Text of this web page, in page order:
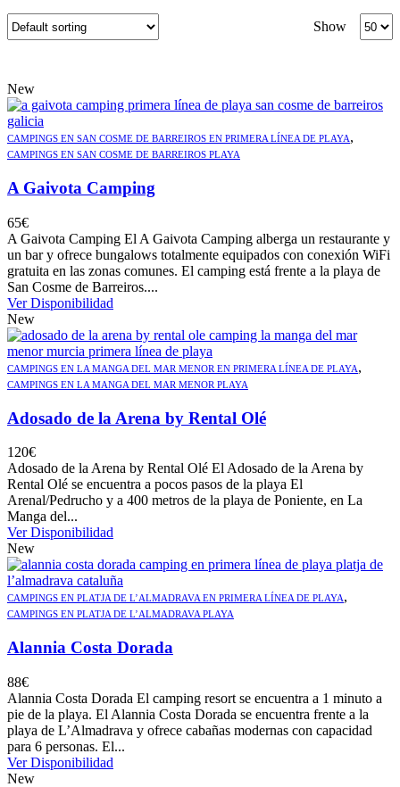
Show
New
CAMPINGS EN SAN COSME DE BARREIROS EN PRIMERA LÍNEA DE PLAYA,
CAMPINGS EN SAN COSME DE BARREIROS PLAYA
A Gaivota Camping
65€
A Gaivota Camping El A Gaivota Camping alberga un restaurante y
un bar y ofrece bungalows totalmente equipados con conexión WiFi
gratuita en las zonas comunes. El camping está frente a la playa de
San Cosme de Barreiros....
Ver Disponibilidad
New
CAMPINGS EN LA MANGA DEL MAR MENOR EN PRIMERA LÍNEA DE PLAYA,
CAMPINGS EN LA MANGA DEL MAR MENOR PLAYA
Adosado de la Arena by Rental Olé
120€
Adosado de la Arena by Rental Olé El Adosado de la Arena by
Rental Olé se encuentra a pocos pasos de la playa El
Arenal/Pedrucho y a 400 metros de la playa de Poniente, en La
Manga del...
Ver Disponibilidad
New
CAMPINGS EN PLATJA DE L’ALMADRAVA EN PRIMERA LÍNEA DE PLAYA,
CAMPINGS EN PLATJA DE L’ALMADRAVA PLAYA
Alannia Costa Dorada
88€
Alannia Costa Dorada El camping resort se encuentra a 1 minuto a
pie de la playa. El Alannia Costa Dorada se encuentra frente a la
playa de L’Almadrava y ofrece cabañas modernas con capacidad
para 6 personas. El...
Ver Disponibilidad
New